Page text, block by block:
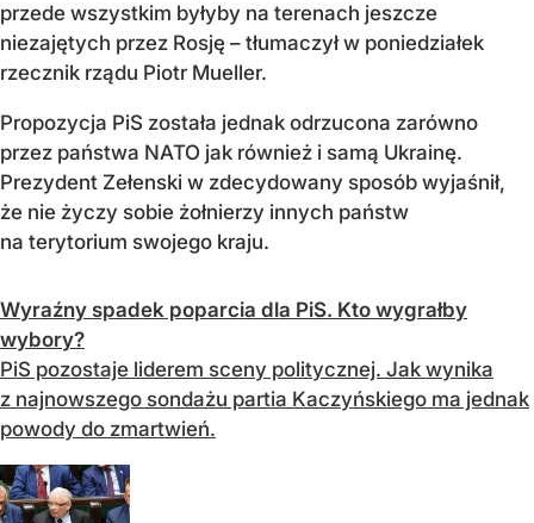
przede wszystkim byłyby na terenach jeszcze
niezajętych przez Rosję – tłumaczył w poniedziałek
rzecznik rządu Piotr Mueller.
Propozycja PiS została jednak odrzucona zarówno
przez państwa NATO jak również i samą Ukrainę.
Prezydent Zełenski w zdecydowany sposób wyjaśnił,
że nie życzy sobie żołnierzy innych państw
na terytorium swojego kraju.
Wyraźny spadek poparcia dla PiS. Kto wygrałby
wybory?
PiS pozostaje liderem sceny politycznej. Jak wynika
z najnowszego sondażu partia Kaczyńskiego ma jednak
powody do zmartwień.